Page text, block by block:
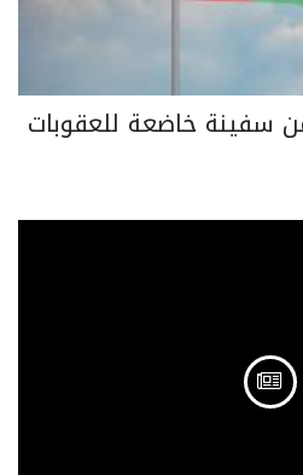
خاضعة للعقوبات